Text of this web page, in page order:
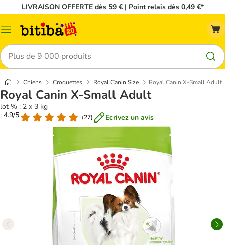
LIVRAISON OFFERTE dès 59 € | Point relais dès 0,49 €*
Menu
Rechercher
Chiens Croquettes Royal Canin Size Royal Canin X-Small Adult
Royal Canin X-Small Adult
lot % : 2 x 3 kg
: 4.9/5
(27) Ecrivez un avis